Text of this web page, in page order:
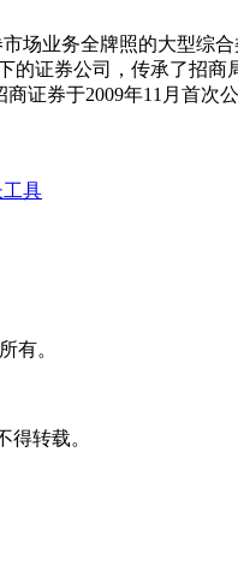
场业务全牌照的大型
证券公司，传承了招
券于2009年11月首次公
具
有。
转载。